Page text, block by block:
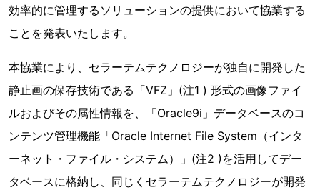
効率的に管理するソリューションの提供において協業する
ことを発表いたします。
本協業により、セラーテムテクノロジーが独自に開発した
静止画の保存技術である「VFZ」(注1 ) 形式の画像ファイ
ルおよびその属性情報を、「Oracle9i」データベースのコ
ンテンツ管理機能「Oracle Internet File System（インタ
ーネット・ファイル・システム）」(注2 )を活用してデー
タベースに格納し、同じくセラーテムテクノロジーが開発